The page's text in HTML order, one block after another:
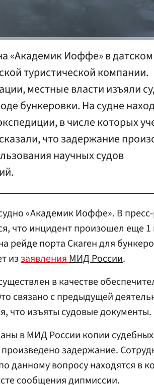
«Академик Иоффе» в
туристической компании.
местные власти изъяли
бункеровки. На судне
в числе которых
что задержание
научных судов
«Академик Иоффе». В
что инцидент произошел еще
рейде порта Скаген для
иззаявленияМИД России.
в качестве
связано с предыдущей
что изъяты судовые документы.
в МИД России копии судебных
задержание.
данному вопросу находятся в
сообщения дипмиссии.